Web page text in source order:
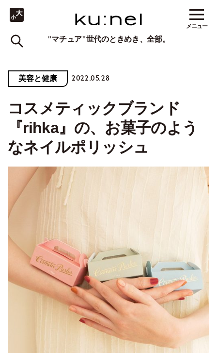
"マチュア"世代のときめき、全部。
メニュー
美容と健康 2022.05.28
コスメティックブランド
『rihka』の、お菓子のよう
なネイルポリッシュ